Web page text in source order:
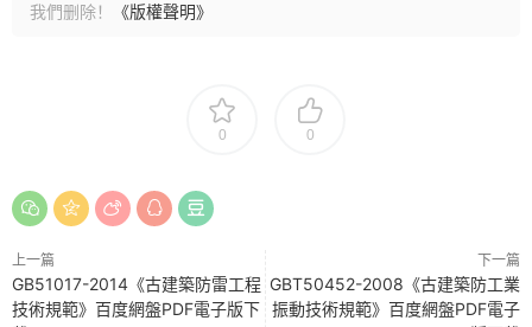
我們删除！
《版權聲明》
0 0
上一篇
GB51017-2014《古建築防雷工程
技術規範》百度網盤PDF電子版下
下一篇
GBT50452-2008《古建築防工業
振動技術規範》百度網盤PDF電子